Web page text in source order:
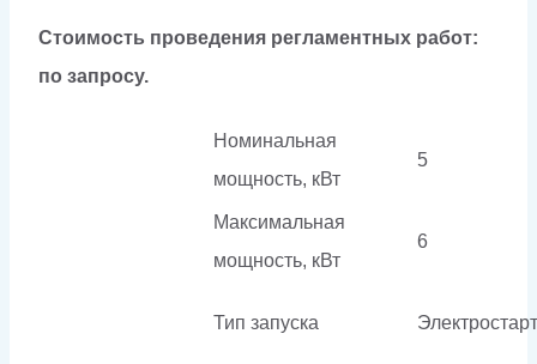
Стоимость проведения регламентных работ:
по запросу.
Номинальная
мощность, кВт
5
Максимальная
мощность, кВт
6
Тип запуска